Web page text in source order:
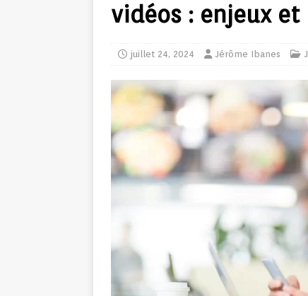
vidéos : enjeux
juillet 24, 2024 Jérôme Ibanes